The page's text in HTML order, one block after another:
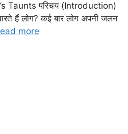
Taunts परिचय (Introduction)
हैं लोग? कई बार लोग अपनी जलन
more